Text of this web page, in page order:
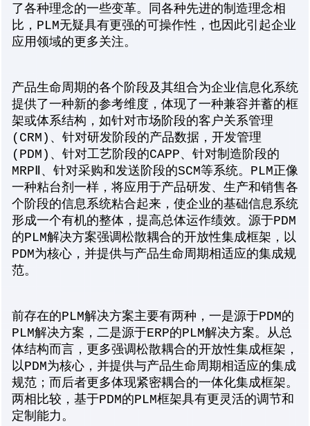
了各种理念的一些变革。同各种先进的制造理念相
比，PLM无疑具有更强的可操作性，也因此引起企业
应用领域的更多关注。
产品生命周期的各个阶段及其组合为企业信息化系统
提供了一种新的参考维度，体现了一种兼容并蓄的框
架或体系结构，如针对市场阶段的客户关系管理
(CRM)、针对研发阶段的产品数据，开发管理
(PDM)、针对工艺阶段的CAPP、针对制造阶段的
MRPⅡ、针对采购和发送阶段的SCM等系统。PLM正像
一种粘台剂一样，将应用于产品研发、生产和销售各
个阶段的信息系统粘合起来，使企业的基础信息系统
形成一个有机的整体，提高总体运作绩效。源于PDM
的PLM解决方案强调松散耦合的开放性集成框架，以
PDM为核心，并提供与产品生命周期相适应的集成规
范。
前存在的PLM解决方案主要有两种，一是源于PDM的
PLM解决方案，二是源于ERP的PLM解决方案。从总
体结构而言，更多强调松散耦合的开放性集成框架，
以PDM为核心，并提供与产品生命周期相适应的集成
规范；而后者更多体现紧密耦合的一体化集成框架。
两相比较，基于PDM的PLM框架具有更灵活的调节和
定制能力。